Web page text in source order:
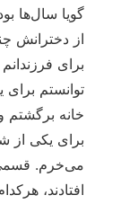
گویا سال‌ها
از دخترانش
برای
توانستم
خانه برگشتم
برای یکی از
می‌خرم. قسمی
افتادند،